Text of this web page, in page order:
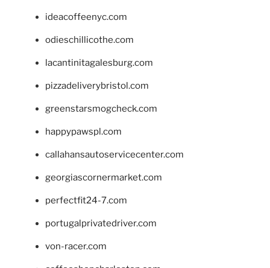
ideacoffeenyc.com
odieschillicothe.com
lacantinitagalesburg.com
pizzadeliverybristol.com
greenstarsmogcheck.com
happypawspl.com
callahansautoservicecenter.com
georgiascornermarket.com
perfectfit24-7.com
portugalprivatedriver.com
von-racer.com